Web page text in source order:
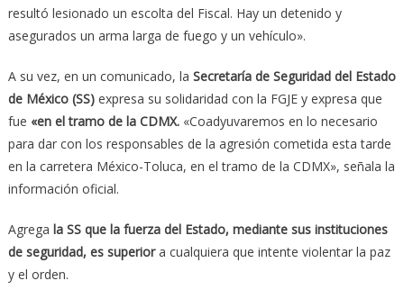
resultó lesionado un escolta del Fiscal. Hay un detenido y
asegurados un arma larga de fuego y un vehículo».
A su vez, en un comunicado, la Secretaría de Seguridad del Estado
de México (SS)expresa su solidaridad con la FGJE y expresa que
fue «en el tramo de la CDMX.«Coadyuvaremos en lo necesario
para dar con los responsables de la agresión cometida esta tarde
en la carretera México-Toluca, en el tramo de la CDMX», señala la
información oficial.
Agrega la SS que la fuerza del Estado, mediante sus instituciones
de seguridad, es superiora cualquiera que intente violentar la paz
y el orden.